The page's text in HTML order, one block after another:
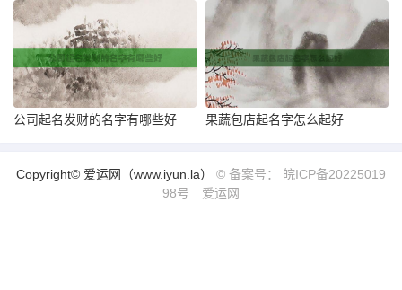
公司起名发财的名字有哪些好 果蔬包店起名字怎么起好
Copyright© 爱运网（www.iyun.la） © 备案号： 皖ICP备20225019
98号
爱运网